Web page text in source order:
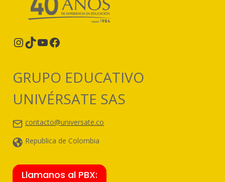
Instagram
TikTok
YouTube
Facebook
GRUPO EDUCATIVO
UNIVÉRSATE SAS
contacto@universate.co
Republica de Colombia
Llamanos al PBX: